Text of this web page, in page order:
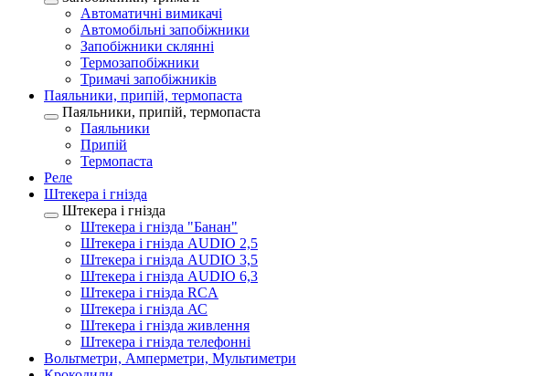
Автоматичні вимикачі
Автомобільні запобіжники
Запобіжники склянні
Термозапобіжники
Тримачі запобіжників
Паяльники, припій, термопаста
Паяльники, припій, термопаста
Паяльники
Припій
Термопаста
Реле
Штекера і гнізда
Штекера і гнізда
Штекера і гнізда "Банан"
Штекера і гнізда AUDIO 2,5
Штекера і гнізда AUDIO 3,5
Штекера і гнізда AUDIO 6,3
Штекера і гнізда RCA
Штекера і гнізда АС
Штекера і гнізда живлення
Штекера і гнізда телефонні
Вольтметри, Амперметри, Мультиметри